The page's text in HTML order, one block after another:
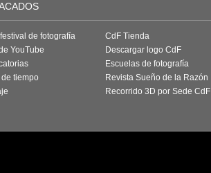
festival de fotografía
YouTube
tiempo
CdF Tienda
Descargar logo CdF
Escuelas de fotografía
Revista Sueño de la Razón
Recorrido 3D por Sede CdF